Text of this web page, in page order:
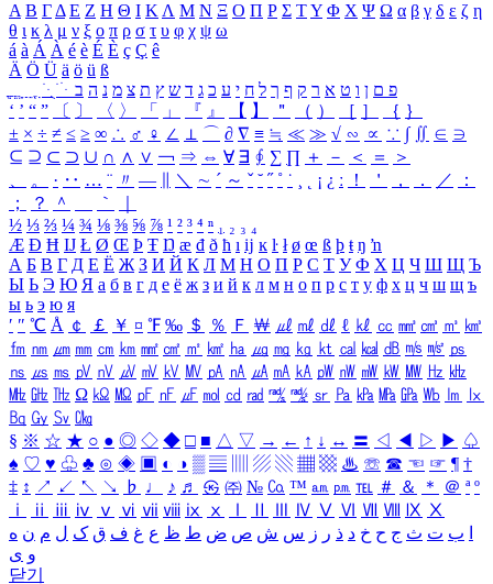
Α Β ΓΔ Ε Ζ Η Θ Ι ΚΛ Μ Ν Ξ Ο Π Ρ Σ ΤΥ Φ Χ Ψ Ω α β γ δ ε ζ η
θ ι κ λ μ ν ξ ο π ρ σ τ υ φ χ ψ ω
á à Á À é è É È ç Ç ê
Ä Ö Ü ä ö ü ß
ִֶֹ ֻּ ׁׂ פ ם ן ו ט א ר ק ף ך ל ח י ע כ ג ד ש ץ ת צ מ נ ה ב
‘ ’ “ ” 〔 〕 〈 〉 「 」 『 』 【 】 ＂ （ ） ［ ］ ｛ ｝
± × ÷ ≠ ≤ ≥ ∞ ∴ ♂ ♀ ∠ ⊥ ⌒ ∂ ∇ ≡ ≒ ≪ ≫ √ ∽ ∝ ∵ ∫ ∬ ∈ ∋
⊆ ⊇ ⊂ ⊃ ∪ ∩ ∧ ∨ ￢ ⇒ ⇔ ∀ ∃ ∮ ∑ ∏ ＋ － ＜ ＝
＞
、
。 · ‥ … ¨ 〃 ― ＼ ∼ ´ ～ ˇ ˘ ˝ ˚ ˙ ¸ ¡ ¿ ː ！ ＇ ， ． ／
：
；
？ ＾ ｀
½ ⅓ ⅔ ¼ ¾ ⅛ ⅜ ⅝ ⅞ ¹ ² ³ ⁴ ⁿ ₁ ₂ ₃ ₄
Æ Ð Ħ Ĳ Ł Ø Œ Þ Ŧ Ŋ æ đ ð ħ ı ĳ ĸ ŀ ł ø œ ß þ ŧ ŋ ŉ
А Б В Г Д Е Ё Ж З И Й К Л М Н О П Р С Т У Ф Х Ц Ч Ш Щ Ъ
Ы Ь Э Ю Я а б в г д е ё ж з и й к л м н о п р с т у ф х ц ч ш щ ъ
ы ь э ю я
′ ″ ℃ Å ￠ ￡ ￥ ¤ ℉ ‰ ＄ ％ Ｆ ￦ ㎕ ㎖ ㎗ ℓ ㎘ ㏄ ㎣ ㎤ ㎥ ㎦
㎙ ㎚ ㎛ ㎜ ㎝ ㎞ ㎟ ㎠ ㎡ ㎢ ㏊ ㎍ ㎎ ㎏ ㏏ ㎈ ㎉ ㏈ ㎧ ㎨ ㎰
㎱ ㎲ ㎳ ㎴ ㎵ ㎶ ㎷ ㎸ ㎹ ㎀ ㎁ ㎂ ㎃ ㎄ ㎺ ㎻ ㎽ ㎾ ㎿ ㎐ ㎑
㎒ ㎓ ㎔ Ω ㏀ ㏁ ㎊ ㎋ ㎌ ㏖ ㏅ ㎭ ㎮ ㎯ ㏛ ㎩ ㎪ ㎫ ㎬ ㏝ ㏐
㏓
㏃ ㏉ ㏜ ㏆
§ ※ ☆ ★ ○ ● ◎ ◇ ◆ □ ■ △ ▽ → ← ↑ ↓ ↔ 〓 ◁ ◀ ▷ ▶ ♤
♠ ♡ ♥ ♧ ♣ ⊙ ◈ ▣ ◐ ◑ ▒ ▤ ▨ ▧ ▦ ▩ ♨ ☏ ☎ ☜ ☞ ¶ †
‡ ↕ ↗ ↙ ↖ ↘ ♭ ♩ ♪ ♬ ㉿ ㈜ № ㏇ ™ ㏂ ㏘ ℡ ＃ ＆ ＊ ＠ ª º
ⅰ
ⅱ ⅲ ⅳ ⅴ ⅵ ⅶ ⅷ ⅸ ⅹ Ⅳ Ⅴ Ⅵ Ⅶ Ⅷ Ⅸ Ⅹ
ب ت ث ج ح خ د ذ ر ز س ش ص ض ط ظ ع غ ف ق ک ل م ن ه
و ی
닫기